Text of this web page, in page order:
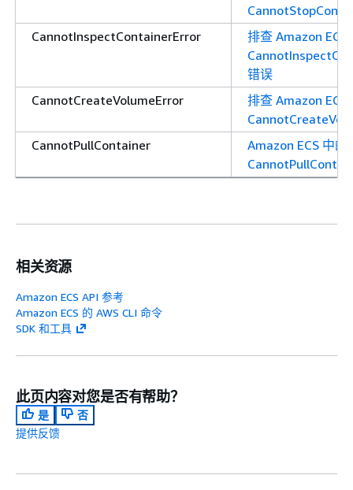
CannotInspectContainerError
排查 Amazon ECS
错误
CannotCreateVolumeError
排查 Amazon ECS
CannotPullContainer
Amazon ECS 中的
相关资源
Amazon ECS API 参考
Amazon ECS 的 AWS CLI 命令
SDK 和工具
此页内容对您是否有帮助？
是
否
提供反馈